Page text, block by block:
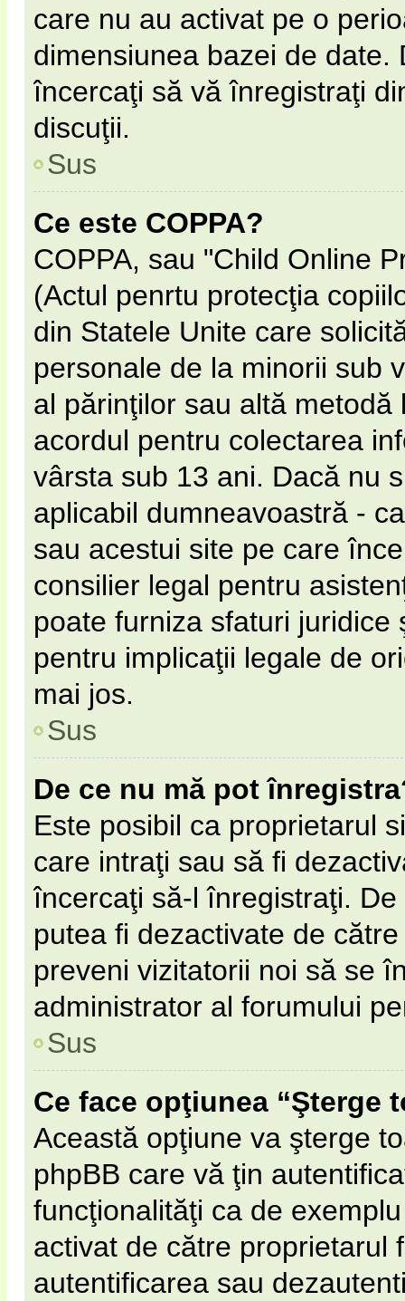
care nu au activat pe o
dimensiunea bazei de
încercaţi să vă înregistraţi
discuţii.
Sus
Ce este COPPA?
COPPA, sau "Child Online
(Actul penrtu protecţia
din Statele Unite care
personale de la minorii sub
al părinţilor sau altă
acordul pentru colectarea
vârsta sub 13 ani. Dacă nu
aplicabil dumneavoastră -
sau acestui site pe care
consilier legal pentru
poate furniza sfaturi
pentru implicaţii legale de
mai jos.
Sus
De ce nu mă pot
Este posibil ca proprietarul
care intraţi sau să fi
încercaţi să-l înregistraţi.
putea fi dezactivate de
preveni vizitatorii noi să se
administrator al forumului
Sus
Ce face opţiunea “Şterge
Această opţiune va şterge
phpBB care vă ţin
funcţionalităţi ca de
activat de către proprietarul
autentificarea sau